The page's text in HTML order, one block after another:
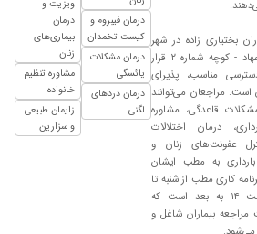
های بارداری اوکی بوده ۱۴۰۰/۰۲/۲۵
وبااخلاق و کارآمدهستن
و بنده درمان شدم
۱۴۰۰/۰۹/۲۷
برطرف شد ۱۴۰۰/۰۵/۱۲
و مودب ۱۳۹۹/۰۶/۱۵
و مهربون
عالی
ک گفتن دیگ نخور ضررداره
بختیاری زاده در شهر
کرمان، بلوار جهاد - کوچه شماره ۲ قرار
مناسب، پذیرای
است. مراجعان می‌توانند
قاعدگی، مشاوره
درمان اختلالات
عفونت‌های زنان و
به مطب ایشان
کاری مطب از شنبه تا
چهارشنبه ساعت ۱۴ به بعد است که
بیماران شاغل و
درمان فیبروم و
کیست تخمدان
درمان مشکلات
یائسگی
درمان دردهای
لگنی
ویزیت و
درمان
بیماری‌های
زنان
مشاوره تنظیم
خانواده
زایمان طبیعی
و سزارین